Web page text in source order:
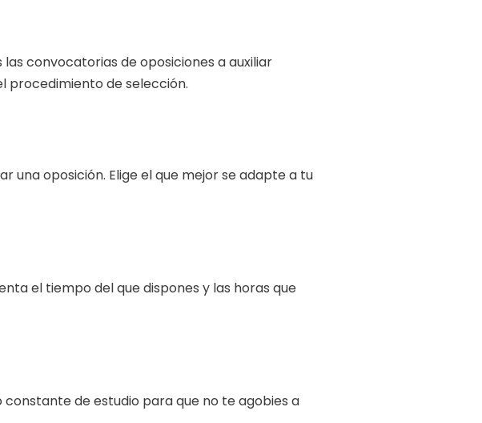
convocatorias de oposiciones a auxiliar
procedimiento de selección.
una oposición. Elige el que mejor se adapte a tu
el tiempo del que dispones y las horas que
de estudio para que no te agobies a